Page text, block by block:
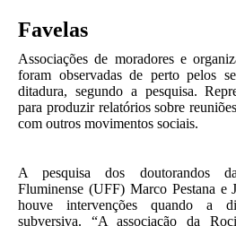
Favelas
Associações de moradores e
foram observadas de perto pelos
ditadura, segundo a pesquisa.
para produzir relatórios sobre
com outros movimentos sociais.
A pesquisa dos doutorandos
Fluminense (UFF) Marco Pestana e
houve intervenções quando a
subversiva. “A associação da